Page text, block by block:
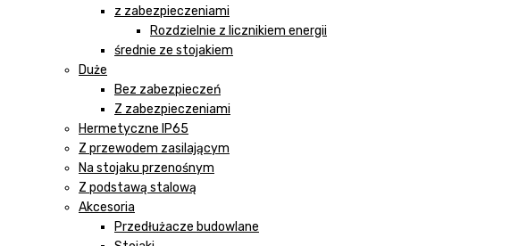
z zabezpieczeniami
Rozdzielnie z licznikiem energii
średnie ze stojakiem
Duże
Bez zabezpieczeń
Z zabezpieczeniami
Hermetyczne IP65
Z przewodem zasilającym
Na stojaku przenośnym
Z podstawą stalową
Akcesoria
Przedłużacze budowlane